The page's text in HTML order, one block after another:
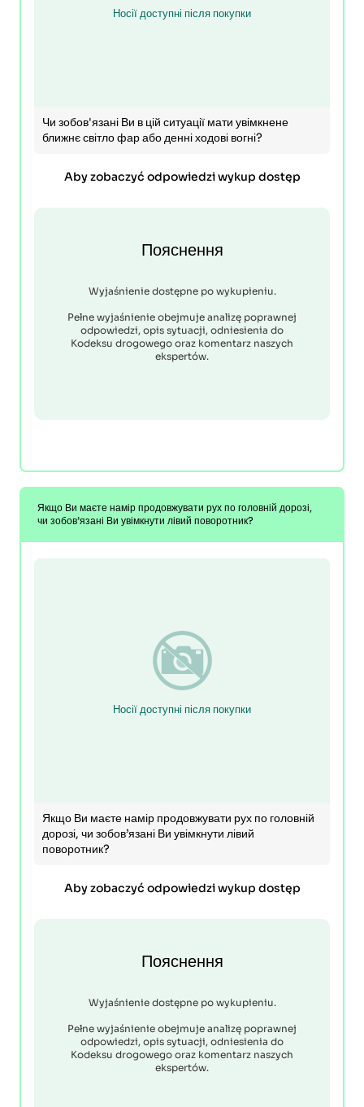
Носії доступні після покупки
Чи зобов'язані Ви в цій ситуації мати увімкнене
ближнє світло фар або денні ходові вогні?
Aby zobaczyć odpowiedzi wykup dostęp
Пояснення
Wyjaśnienie dostępne po wykupieniu.
Pełne wyjaśnienie obejmuje analizę poprawnej
odpowiedzi, opis sytuacji, odniesienia do
Kodeksu drogowego oraz komentarz naszych
ekspertów.
Якщо Ви маєте намір продовжувати рух по головній дорозі,
чи зобов’язані Ви увімкнути лівий поворотник?
Носії доступні після покупки
Якщо Ви маєте намір продовжувати рух по головній
дорозі, чи зобов’язані Ви увімкнути лівий
поворотник?
Aby zobaczyć odpowiedzi wykup dostęp
Пояснення
Wyjaśnienie dostępne po wykupieniu.
Pełne wyjaśnienie obejmuje analizę poprawnej
odpowiedzi, opis sytuacji, odniesienia do
Kodeksu drogowego oraz komentarz naszych
ekspertów.